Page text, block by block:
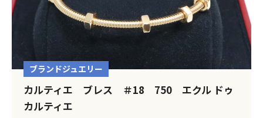
ブランドジュエリー
カルティエ ブレス ＃18 750 エクル ドゥ
カルティエ